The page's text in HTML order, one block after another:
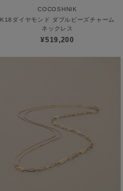
COCOSHNIK
K18ダイヤモンド ダブルビーズチャーム
ネックレス
¥519,200